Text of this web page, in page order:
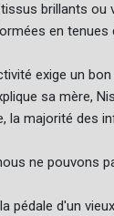
brillants
en tenues
exige un
sa mère,
la majorité des
ne pouvons
pédale d'un